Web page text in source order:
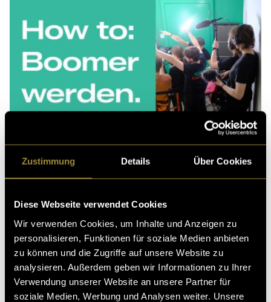
Zustimmung Details Über Cookies
Diese Webseite verwendet Cookies
Wir verwenden Cookies, um Inhalte und Anzeigen zu
personalisieren, Funktionen für soziale Medien anbieten
zu können und die Zugriffe auf unsere Website zu
analysieren. Außerdem geben wir Informationen zu Ihrer
Verwendung unserer Website an unsere Partner für
soziale Medien, Werbung und Analysen weiter. Unsere